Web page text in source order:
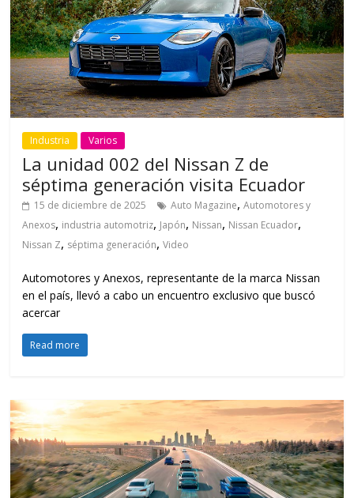
Industria Varios
La unidad 002 del Nissan Z de
séptima generación visita Ecuador
15 de diciembre de 2025 Auto Magazine,Automotores y
Anexos, industria automotriz, Japón, Nissan, Nissan Ecuador,
Nissan Z, séptima generación,Video
Automotores y Anexos, representante de la marca Nissan
en el país, llevó a cabo un encuentro exclusivo que buscó
acercar
Read more